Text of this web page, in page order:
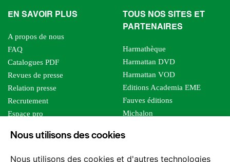
Nous utilisons des cookies
Nous utilisons des cookies et d'autres technologies
EN SAVOIR PLUS
A propos de nous
FAQ
Catalogues PDF
Revues de presse
Relation presse
Recrutement
Espace pro
Foreign rights
TOUS NOS SITES ET
PARTENAIRES
Harmathèque
Harmattan DVD
Harmattan VOD
Editions Academia EME
Fauves éditions
Michalon
Editions Sutton